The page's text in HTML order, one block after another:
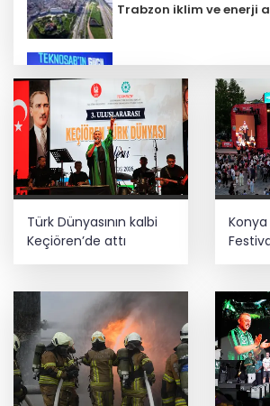
Trabzon iklim ve enerji
önde! Dev lansmanda
Bilim insanlarından
felaket uyarısı
Lukaku Fener’e mi,
kaldı
Türk Dünyasının kalbi
Keçiören’de attı
Konya